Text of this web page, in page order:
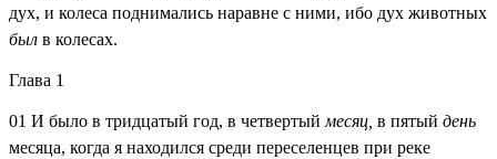
дух, и колеса поднимались наравне с ними, ибо дух животных
был в колесах.
Глава 1
01 И было в тридцатый год, в четвертый месяц, в пятый день
месяца, когда я находился среди переселенцев при реке